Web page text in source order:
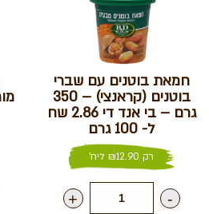
חמאת בוטנים עם שברי
בוטנים (קראנצי) – 350
גרם – בי אנד די 2.86 שח
ל- 100 גרם
רק ₪12.90 ליח'
-
+